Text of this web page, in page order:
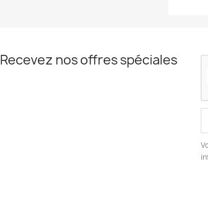
Recevez nos offres spéciales